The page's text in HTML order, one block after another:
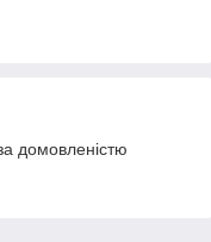
домовленістю